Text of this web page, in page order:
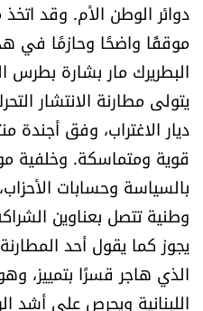
دوائر الوطن الأم. وقد
موقفًا واضحًا وحازمًا في
البطريرك مار بشارة بطرس
يتولى مطارنة الانتشار
ديار الاغتراب، وفق أجندة
قوية ومتماسكة. وخلفية
بالسياسة وحسابات
وطنية تتصل بعناوين
يجوز كما يقول أحد
الذي هاجر قسرًا بتمييز،
اللبنانية ويحرص على أشد